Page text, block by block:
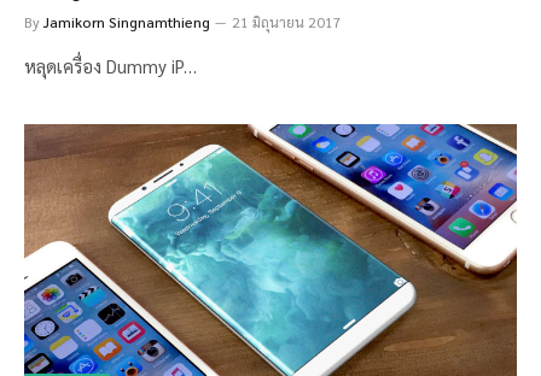
ByJamikorn Singnamthieng 21 มิถุนายน 2017
หลุดเครื่อง Dummy iP…